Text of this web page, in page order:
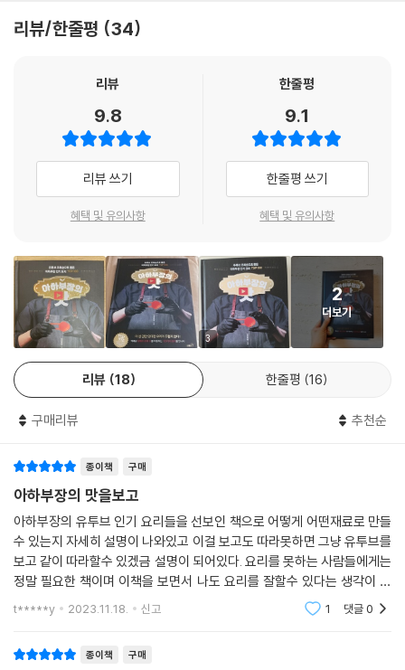
TOP 74 HOT! 레드치킨 · 176
아하부장의 네 번째 맛
TOP 76 여름 별미 콩국수 · 182
TOP 77 만능 양념장 오리 주물럭 · 184
TOP 78 사골국물 일본식 라면 · 186
TOP 79 색다른 맛 태국식 덮밥 · 188
TOP 80 명동칼국수와 겉절이 · 190
TOP 81 5분 완성 소시지 카레 · 192
TOP 83 파김치와 양념게장 · 196
TOP 84 아하부장표 로제 떡볶이 · 198
TOP 85 가성비 왕 코다리찜 · 200
TOP 86 명품 떡만둣국 · 202
TOP 88 원조의 맛 부대찌개 · 206
TOP 89 칼칼한 고등어조림 · 208
TOP 90 장조림 소스 볶음 우동 · 210
TOP 92 육즙 팡팡 떡갈비 · 214
TOP 93 분식의 꽃 불고기 김밥 · 216
TOP 94 입맛 돋는 소라무침 · 218
TOP 95 벌꿀 가득 허니 치킨 · 220
TOP 96 얼큰이 동태탕 · 222
TOP 97 돼지고기 순두부찌개 · 224
TOP 98 굿모닝 에그 샌드위치 · 226
TOP 99 마성의 카레 꽃게찜 · 228
은 100가지 핵심 요리를 만나볼 수 있다. 아하부장을 따라 요리해본 이들
알 수 있다. ‘내가 만들면 왜 늘 2% 부족할까?’ ‘재료는 별 차이 없는데 왜
않을까?’ 고민했다면, 요리에 늘 자신이 없고 기가 죽어있다면, 이젠 『아하
부장의 맛』을 만나야 할 때다!
맛·가성비·시간을 모두 잡은 신기한 레시피!
‘요.알.못’이 ‘대박집 요리사’가 되는 마법의 시간!
꼭 굉장한 재료나 오랜 시간, 엄청난 정성이 있어야만 맛있는 음식이 완성
될까? 아하부장은 좀 쉽고 편하게 가더라도, 기가 막힌 맛을 내는 방법은
얼마든지 있다고 말한다. ‘만드는 사람이 부담 없이 즐겁게 요리할수록 요
리의 능률도 올라가고 음식도 더 맛있어진다!’ ‘한끗이 다른 맛은 사실 별것
아닌 듯한 작은 차이로 결정된다!’가 아하부장의 오랜 철학이자 믿음이다.
아하부장만 믿고 따라 할 준비가 되었다면, 값비싼 재료도, 특별한 노하우
도 필요 없다.
김치의 ‘김’자도 모르는 사람이 15분 만에 뚝딱 대박 맛집의 김치를 완성하
도 전문점과 똑같은 맛으로 만들 수 있다. 갈비를 준비한 김에 갈비탕과 갈
비찜을 함께 만들고, 장조림 반찬을 만들다가 장조림 소스로 볶음 우동을
만들고, 파김치를 담다가 남은 양념으로 양념게장을 만들고, 잡채를 만들
다 남은 당면으로 잡채 덮밥을 만드는 등 눈으로 보고도 믿을 수 없는 마법
같은 레시피들이 펼쳐진다. 이게 정말 내가 만든 요리가 맞는지 당신의 눈
과 입을 의심할 수도 있다. 만약 인생에서 단 한 권의 요리책을 만날 수 있
다면, 꼭 『아하부장의 맛』을 선택해야 할 이유이다.
리뷰/한줄평 34
리뷰
9.8
리뷰 쓰기
혜택 및 유의사항
한줄평
9.1
한줄평 쓰기
혜택 및 유의사항
3
2
더보기
리뷰 18 한줄평 16
구매리뷰 추천순
종이책 구매
아하부장의 맛을보고
아하부장의 유투브 인기 요리들을 선보인 책으로 어떻게 어떤재료로 만들
수 있는지 자세히 설명이 나와있고 이걸 보고도 따라못하면 그냥 유투브를
보고 같이 따라할수 있겠금 설명이 되어있다. 요리를 못하는 사람들에게는
정말 필요한 책이며 이책을 보면서 나도 요리를 잘할수 있다는 생각이 절
로만 든다. 하지만 실제로 해보면 어렵기도 하다 ㅠㅠ 그래서 유투브를 보
고 따라하면 맛있
t*****y 2023.11.18. 신고 1 댓글0
종이책 구매